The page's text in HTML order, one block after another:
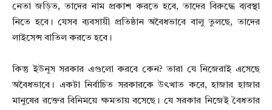
নেতা জড়িত, তাদের নাম প্রকাশ করতে হবে, তাদের বিরুদ্ধে ব্যবস্থা
নিতে হবে। যেসব ব্যবসায়ী প্রতিষ্ঠান অবৈধভাবে বালু তুলছে, তাদের
লাইসেন্স বাতিল করতে হবে।
কিন্তু ইউনূস সরকার এগুলো করবে কেন? তারা যে নিজেরাই এসেছে
অবৈধভাবে। একটা নির্বাচিত সরকারকে উৎখাত করে, হাজার হাজার
মানুষের রক্তের বিনিময়ে ক্ষমতায় বসেছে। যে সরকার নিজেই বৈধতার